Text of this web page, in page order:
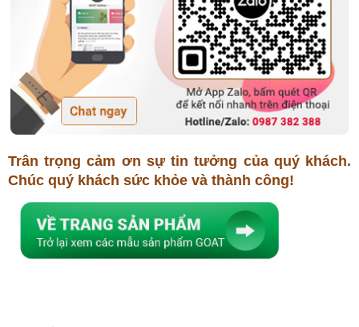
Trân trọng cảm ơn sự tin tưởng của quý khách.
Chúc quý khách sức khỏe và thành công!